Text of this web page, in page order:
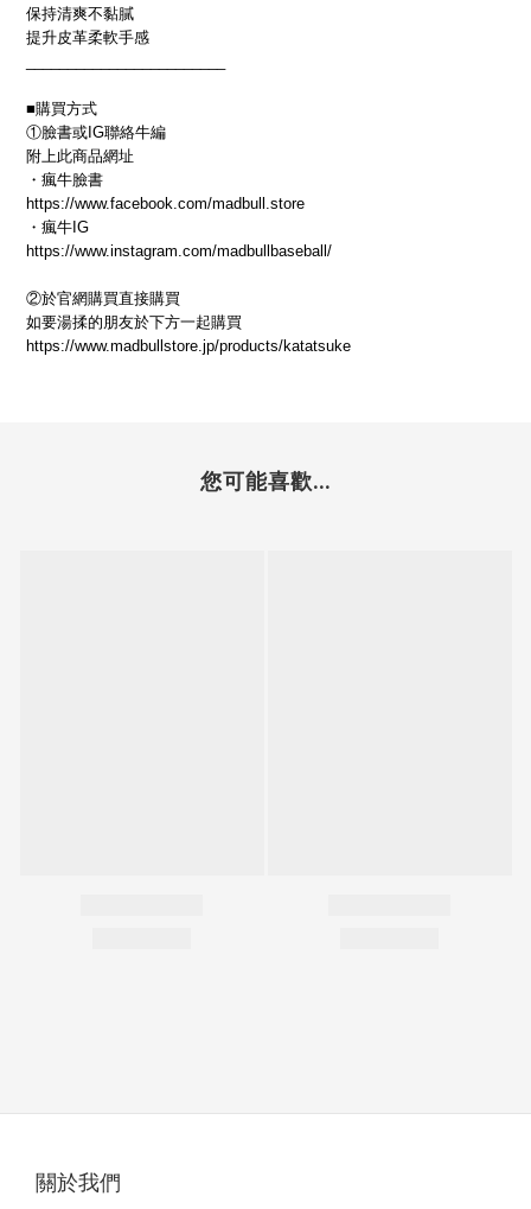
保持清爽不黏膩
提升皮革柔軟手感
■購買方式
①臉書或IG聯絡牛編
附上此商品網址
・瘋牛臉書
https://www.facebook.com/madbull.store
・瘋牛IG
https://www.instagram.com/madbullbaseball/
②於官網購買直接購買
如要湯揉的朋友於下方一起購買
https://www.madbullstore.jp/products/katatsuke
您可能喜歡...
關於我們